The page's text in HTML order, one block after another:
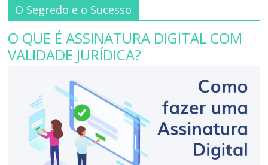
O Segredo e o Sucesso
O QUE É ASSINATURA DIGITAL COM
VALIDADE JURÍDICA?